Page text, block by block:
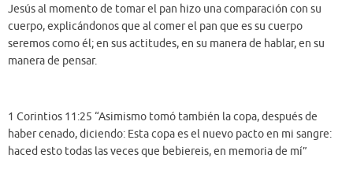
Jesús al momento de tomar el pan hizo una comparación con su
cuerpo, explicándonos que al comer el pan que es su cuerpo
seremos como él; en sus actitudes, en su manera de hablar, en su
manera de pensar.
1 Corintios 11:25 “Asimismo tomó también la copa, después de
haber cenado, diciendo: Esta copa es el nuevo pacto en mi sangre:
haced esto todas las veces que bebiereis, en memoria de mí”